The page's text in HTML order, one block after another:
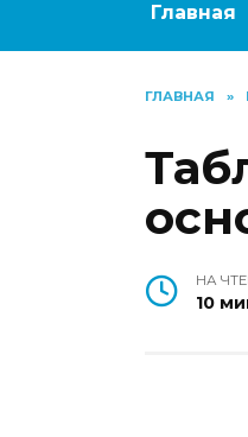
Главная
ГЛАВНАЯ »
НА
10